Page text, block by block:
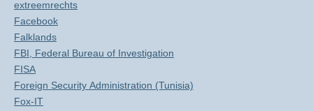
extreemrechts
Facebook
Falklands
FBI, Federal Bureau of Investigation
FISA
Foreign Security Administration (Tunisia)
Fox-IT